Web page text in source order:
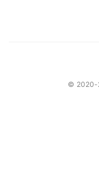
© 2020-